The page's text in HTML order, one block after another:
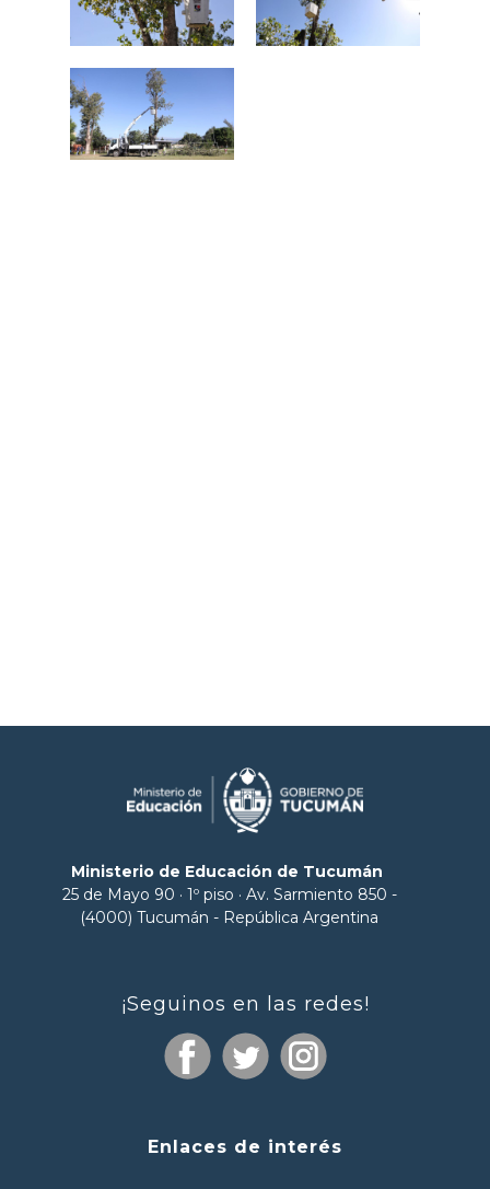
Ministerio de Educación de Tucumán
25 de Mayo 90 · 1º piso · Av. Sarmiento 850 -
(4000) Tucumán - República Argentina
¡Seguinos en las redes!
Enlaces de interés